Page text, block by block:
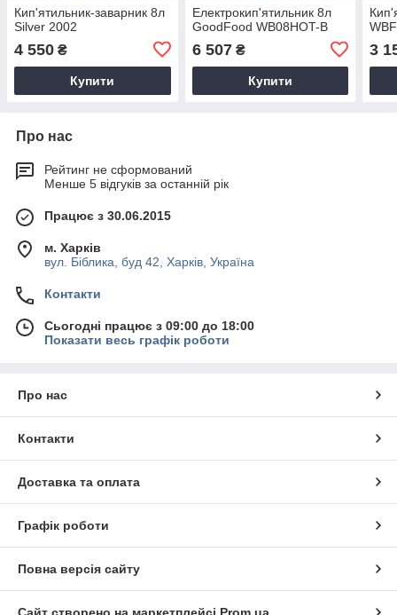
Кип'ятильник-заварник 8л
Silver 2002
4 550 ₴
Купити
Електрокип'ятильник 8л
GoodFood WB08HOT-B
6 507₴
Купити
3
Про нас
Рейтинг не сформований
Менше 5 відгуків за останній рік
Працює з 30.06.2015
м. Харків
вул. Біблика, буд 42, Харків, Україна
Контакти
Сьогодні працює з 09:00 до 18:00
Показати весь графік роботи
Про нас
Контакти
Доставка та оплата
Графік роботи
Повна версія сайту
Сайт створено на маркетплейсі Prom.ua